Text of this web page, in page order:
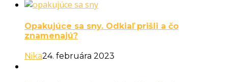
Opakujúce sa sny. Odkiaľ prišli a čo
znamenajú?
Nika24. februára 2023